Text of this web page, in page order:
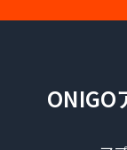
ONIGO